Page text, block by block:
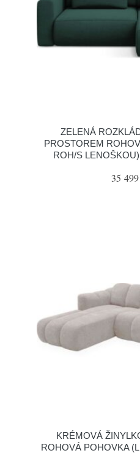
ZELENÁ
PROSTOREM
ROH/S
35
KRÉMOVÁ
ROHOVÁ POHOVKA